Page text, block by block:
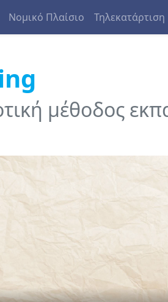
Νομικό Πλαίσιο Τηλεκατάρτιση
μέθοδος